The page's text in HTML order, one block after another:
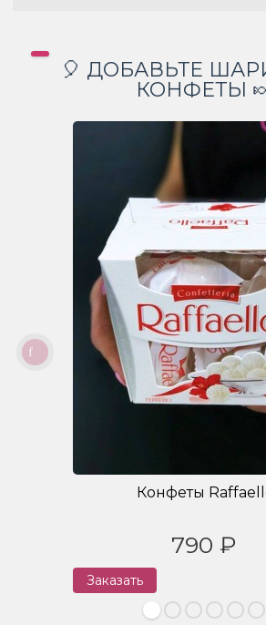
🎈 ДОБАВЬТЕ
КОНФЕТЫ
Конфеты
790 ₽
Заказать